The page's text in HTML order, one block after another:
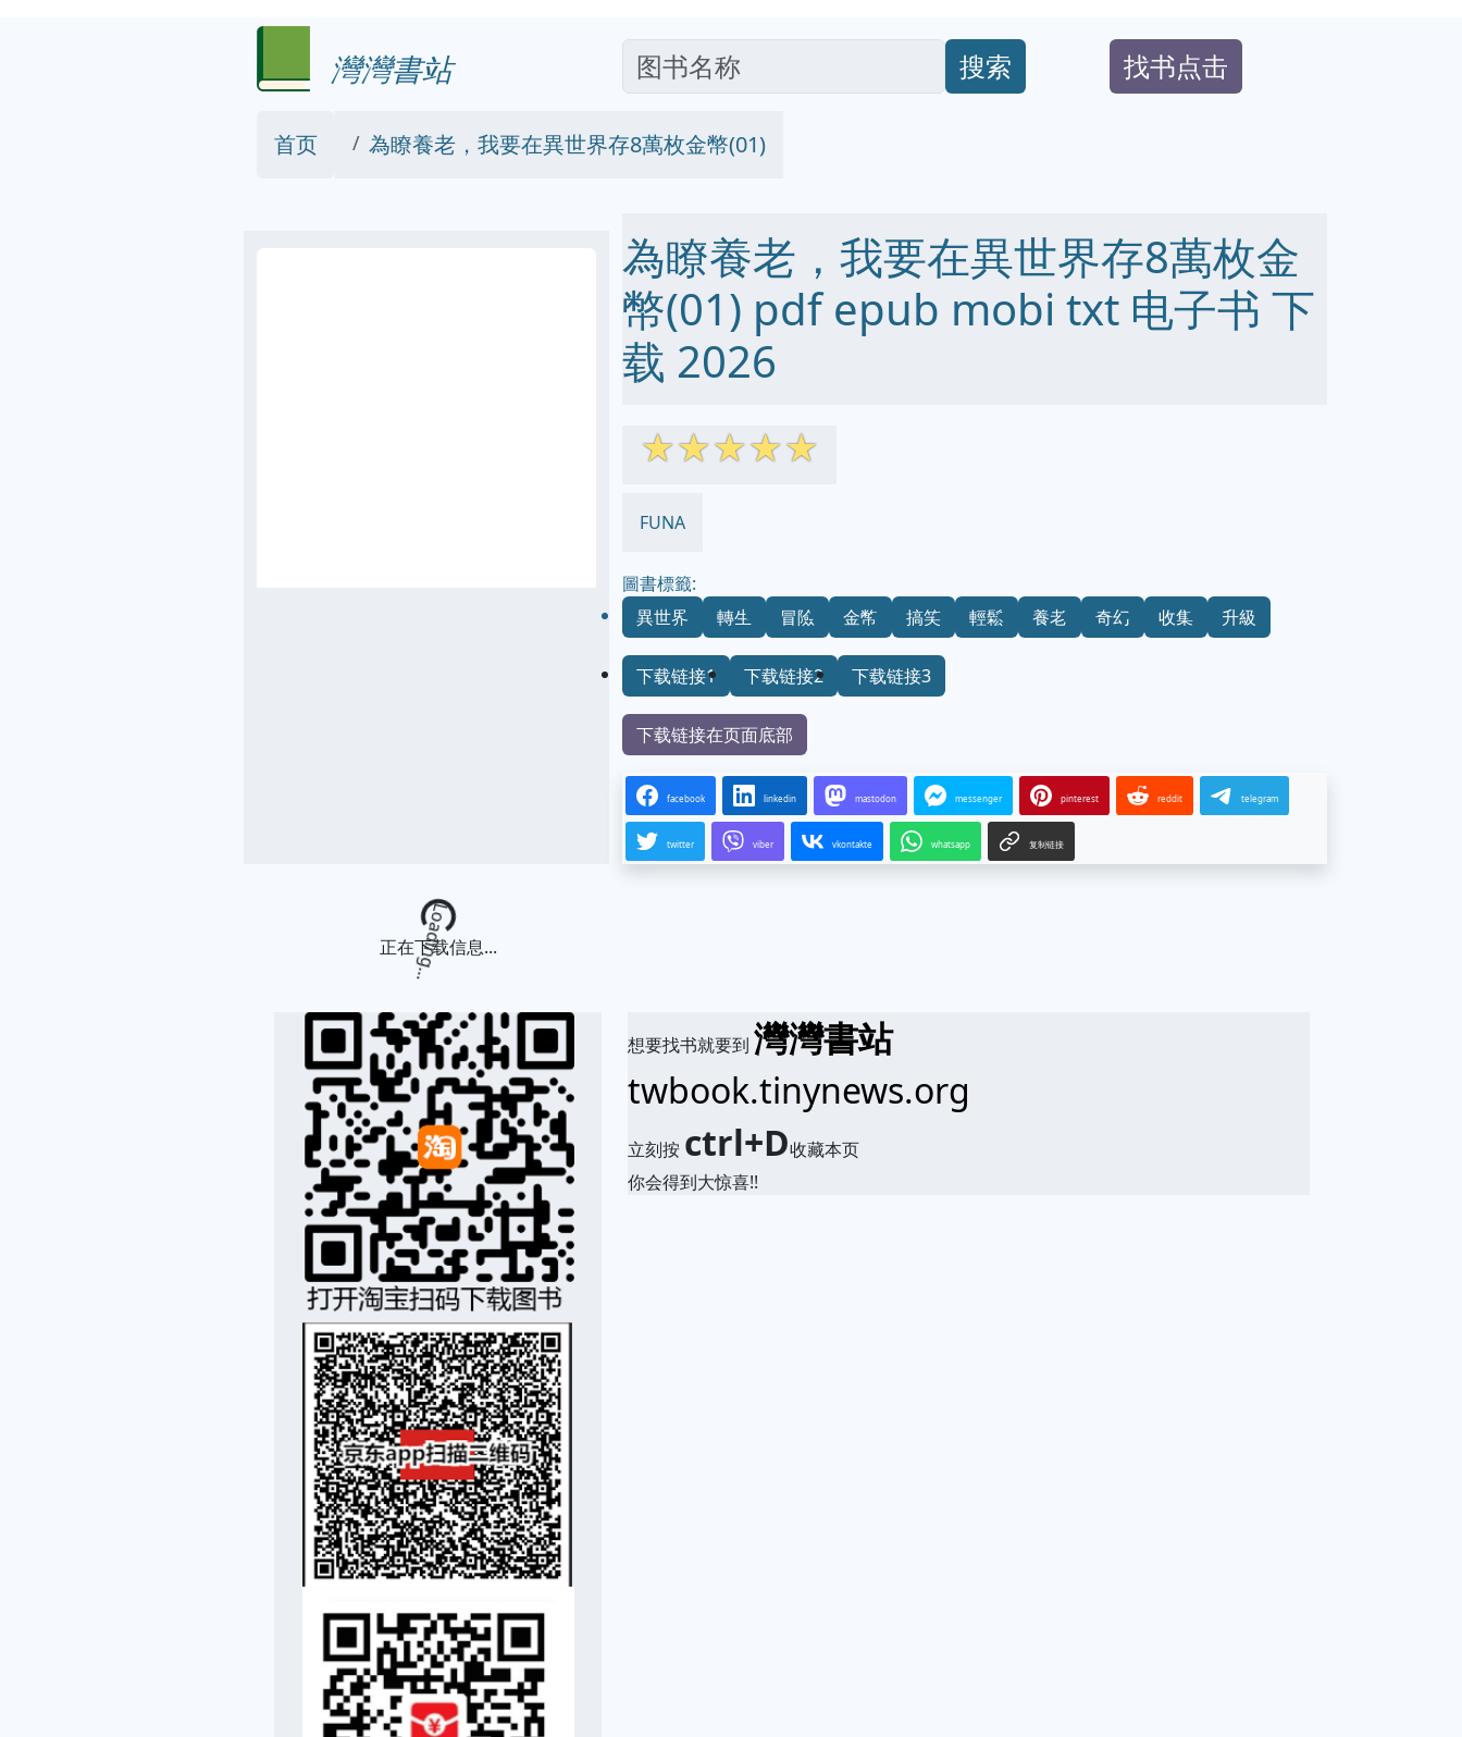
灣灣書站 搜索 找书点击
首页 為瞭養老，我要在異世界存8萬枚金幣(01)
為瞭養老，我要在異世界存8萬枚金
幣(01) pdf epub mobi txt 电子书 下
载 2026
☆☆☆☆☆
FUNA
圖書標籤:
異世界
轉生 冒險 金幣 搞笑 輕鬆 養老 奇幻 收集 升級
下载链接1 下载链接2 下载链接3
下载链接在页面底部
facebook linkedin mastodon messenger pinterest reddit telegram
twitter viber vkontakte whatsapp 复制链接
Loading...
正在下载信息...
想要找书就要到 灣灣書站
twbook.tinynews.org
立刻按 ctrl+D收藏本页
你会得到大惊喜!!